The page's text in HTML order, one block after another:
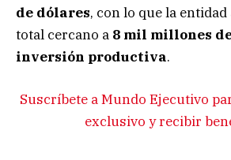
de dólares, con lo que la
total cercano a 8 mil millones
inversión productiva.
Suscríbete a Mundo Ejecutivo
exclusivo y recibir